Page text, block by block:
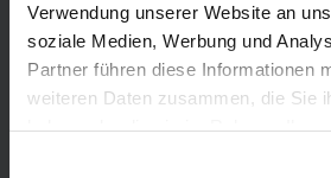
Verwendung unserer Website an
soziale Medien, Werbung und
Partner führen diese Informationen
weiteren Daten zusammen, die Sie
Anreise:
täglich Nonstop-Flüge ab